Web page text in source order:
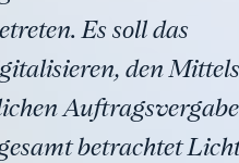
Es soll das
den
Auftragsvergabe
betrachtet